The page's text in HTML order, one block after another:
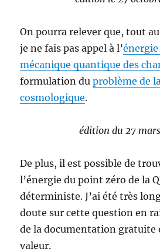
On pourra relever que, tout
je ne fais pas appel à l’énergie
mécanique quantique des
formulation duproblème de
cosmologique.
édition du 27
De plus, il est possible de
l’énergie du point zéro de la
déterministe. J’ai été très
doute sur cette question en
de la documentation gratuite
valeur.